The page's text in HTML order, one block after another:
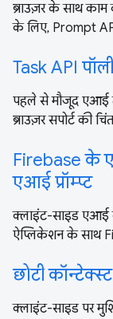
ब्राउज़र के साथ काम
के लिए, Prompt
Task API
पहले से मौजूद एआई
ब्राउज़र सपोर्ट की
Firebase के
एआई प्रॉम्प्ट
क्लाइंट-साइड
ऐप्लिकेशन के साथ
छोटी
क्लाइंट-साइड पर